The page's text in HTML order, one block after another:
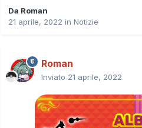
Da Roman
21 aprile, 2022 in Notizie
Roman
Inviato 21 aprile, 2022